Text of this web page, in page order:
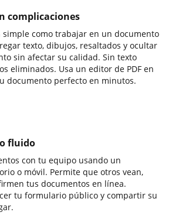
complicaciones
simple como trabajar en un documento
texto, dibujos, resaltados y ocultar
sin afectar su calidad. Sin texto
eliminados. Usa un editor de PDF en
documento perfecto en minutos.
fluido
con tu equipo usando un
o móvil. Permite que otros vean,
tus documentos en línea.
tu formulario público y compartir su